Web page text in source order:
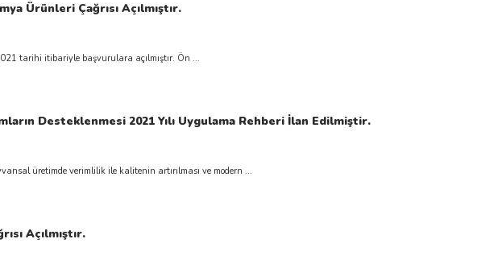
Ürünleri Çağrısı Açılmıştır.
tarihi itibariyle başvurulara açılmıştır. Ön ...
Desteklenmesi 2021 Yılı Uygulama Rehberi İlan Edilmiştir.
üretimde verimlilik ile kalitenin artırılması ve modern ...
Açılmıştır.